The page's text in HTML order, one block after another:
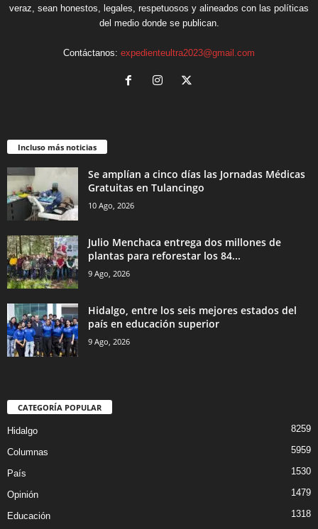
veraz, sean honestos, legales, respetuosos y alineados con las políticas
del medio donde se publican.
Contáctanos: expedienteultra2023@gmail.com
Incluso más noticias
Se amplían a cinco días las Jornadas Médicas
Gratuitas en Tulancingo
10 Ago, 2026
Julio Menchaca entrega dos millones de
plantas para reforestar los 84...
9 Ago, 2026
Hidalgo, entre los seis mejores estados del
país en educación superior
9 Ago, 2026
CATEGORÍA POPULAR
Hidalgo 8259
Columnas 5959
País 1530
Opinión 1479
Educación 1318